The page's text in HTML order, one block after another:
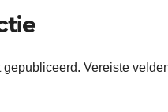
gepubliceerd. Vereiste